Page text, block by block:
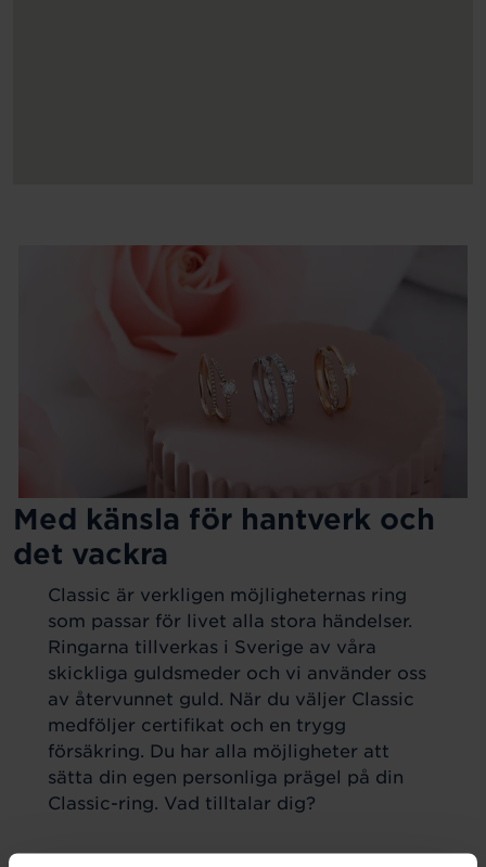
Med känsla för hantverk och
det vackra
Classic är verkligen möjligheternas ring
som passar för livet alla stora händelser.
Ringarna tillverkas i Sverige av våra
skickliga guldsmeder och vi använder oss
av återvunnet guld. När du väljer Classic
medföljer certifikat och en trygg
försäkring. Du har alla möjligheter att
sätta din egen personliga prägel på din
Classic-ring. Vad tilltalar dig?